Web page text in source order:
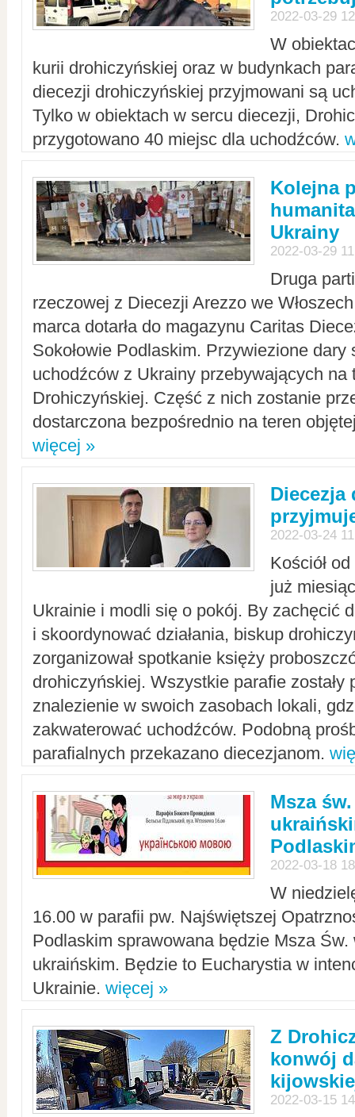
2022-03-29
W
kurii drohiczyńskiej oraz w budynkach
diecezji drohiczyńskiej przyjmowani są
Tylko w obiektach w sercu diecezji,
przygotowano 40 miejsc dla uchodźców.
Kolejna
Ukrainy
2022-03-29
Druga
rzeczowej z Diecezji Arezzo we
marca dotarła do magazynu Caritas
Sokołowie Podlaskim. Przywiezione dary
uchodźców z Ukrainy przebywających na
Drohiczyńskiej. Część z nich zostanie
dostarczona bezpośrednio na teren
więcej »
Diecezja
2022-03-24
Kościół
już
Ukrainie i modli się o pokój. By zachęcić
i skoordynować działania, biskup
zorganizował spotkanie księży
drohiczyńskiej. Wszystkie parafie zostały
znalezienie w swoich zasobach lokali,
zakwaterować uchodźców. Podobną
parafialnych przekazano diecezjanom.
Msza
2022-03-18
W
16.00 w parafii pw. Najświętszej
Podlaskim sprawowana będzie Msza Św.
ukraińskim. Będzie to Eucharystia w
Ukrainie. więcej »
Z
konwój
2022-03-15